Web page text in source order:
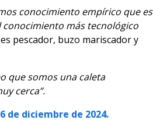
conocimiento empírico que es
conocimiento más tecnológico
pescador, buzo mariscador y
que somos una caleta
cerca”.
de diciembre de 2024.